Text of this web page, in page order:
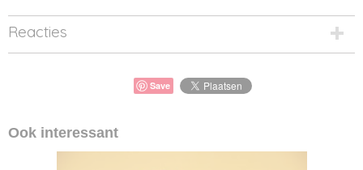
Reacties
Save
Ook interessant